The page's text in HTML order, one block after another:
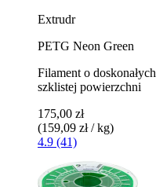
Extrudr
PETG Neon Green
Filament o
szklistej powierzchni
175,00 zł
(159,09 zł / kg)
4.9 (41)